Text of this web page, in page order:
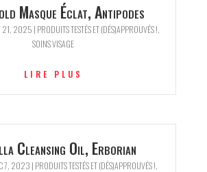
Masque Éclat, Antipodes
21, 2025 | PRODUITS TESTÉS ET (DÉS)APPROUVÉS !,
SOINS VISAGE
LIRE PLUS
Cleansing Oil, Erborian
7, 2023 | PRODUITS TESTÉS ET (DÉS)APPROUVÉS !,